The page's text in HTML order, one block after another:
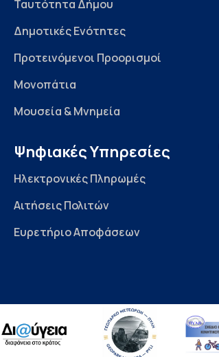
Ταυτότητα Δήμου
Δημοτικές Ενότητες
Προτεινόμενοι Προορισμοί
Μονοπάτια
Μουσεία & Μνημεία
Ψηφιακές Υπηρεσίες
Ηλεκτρονικές Πληρωμές
Αιτήσεις Πολιτών
Ευρετήριο Αποφάσεων